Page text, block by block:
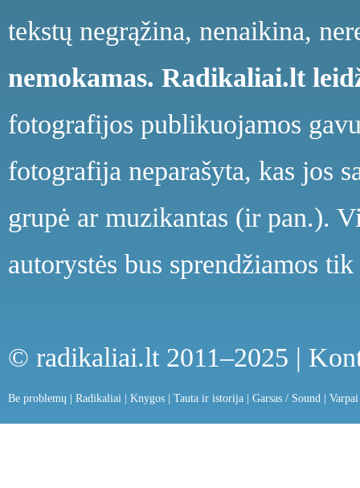
tekstų negrąžina, nenaikina,
nemokamas. Radikaliai.lt
fotografijos publikuojamos
fotografija neparašyta, kas jos
grupė ar muzikantas (ir pan.).
autorystės bus sprendžiamos
© radikaliai.lt 2011–2025 |
Be problemų Radikaliai Knygos Tauta ir istorija Garsas / Sound Varpai